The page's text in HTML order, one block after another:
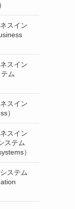
スイン
スイン
ム
スイン
）
スイン
ステム
）
ステム